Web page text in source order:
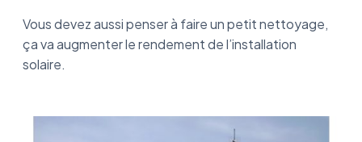
Vous devez aussi penser à faire un petit nettoyage,
ça va augmenter le rendement de l’installation
solaire.